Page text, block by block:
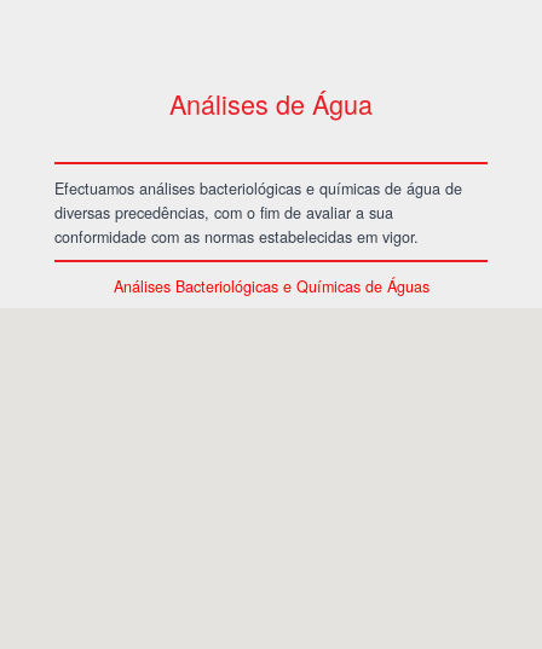
Análises de Água
Efectuamos análises bacteriológicas e químicas de água de
diversas precedências, com o fim de avaliar a sua
conformidade com as normas estabelecidas em vigor.
Análises Bacteriológicas e Químicas de Águas